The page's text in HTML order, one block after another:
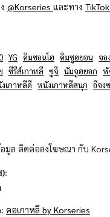
@Korseries และทาง
YG คิมซอนโฮ คิมซูฮยอน จอ
ซีรีส์เกาหลี ซูจี นัมจูฮยอก พั
เกาหลีดี หนังเกาหลีสนุก อีจง
มูล ติดต่อลงโฆษณา กับ
คอเกาหลี by Korseries